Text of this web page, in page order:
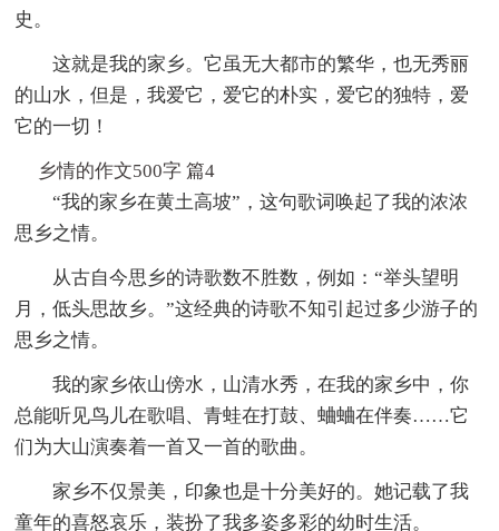
史。
这就是我的家乡。它虽无大都市的繁华，也无秀丽
的山水，但是，我爱它，爱它的朴实，爱它的独特，爱
它的一切！
乡情的作文500字 篇4
“我的家乡在黄土高坡”，这句歌词唤起了我的浓浓
思乡之情。
从古自今思乡的诗歌数不胜数，例如：“举头望明
月，低头思故乡。”这经典的诗歌不知引起过多少游子的
思乡之情。
我的家乡依山傍水，山清水秀，在我的家乡中，你
总能听见鸟儿在歌唱、青蛙在打鼓、蛐蛐在伴奏……它
们为大山演奏着一首又一首的歌曲。
家乡不仅景美，印象也是十分美好的。她记载了我
童年的喜怒哀乐，装扮了我多姿多彩的幼时生活。